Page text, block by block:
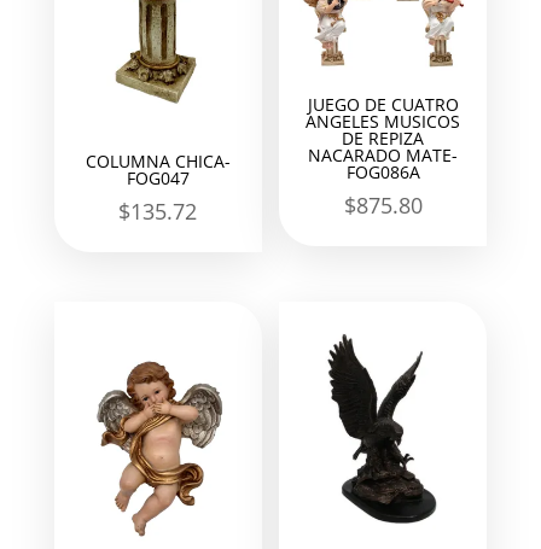
COLUMNA CHICA-
FOG047
$135.72
JUEGO DE CUATRO
ANGELES MUSICOS
DE REPIZA
NACARADO MATE-
FOG086A
$875.80